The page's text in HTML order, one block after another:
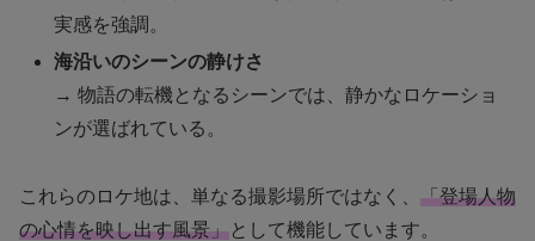
実感を強調。
海沿いのシーンの静けさ
→ 物語の転機となるシーンでは、静かなロケーショ
ンが選ばれている。
これらのロケ地は、単なる撮影場所ではなく、 「登場人物
の心情を映し出す風景」として機能しています。